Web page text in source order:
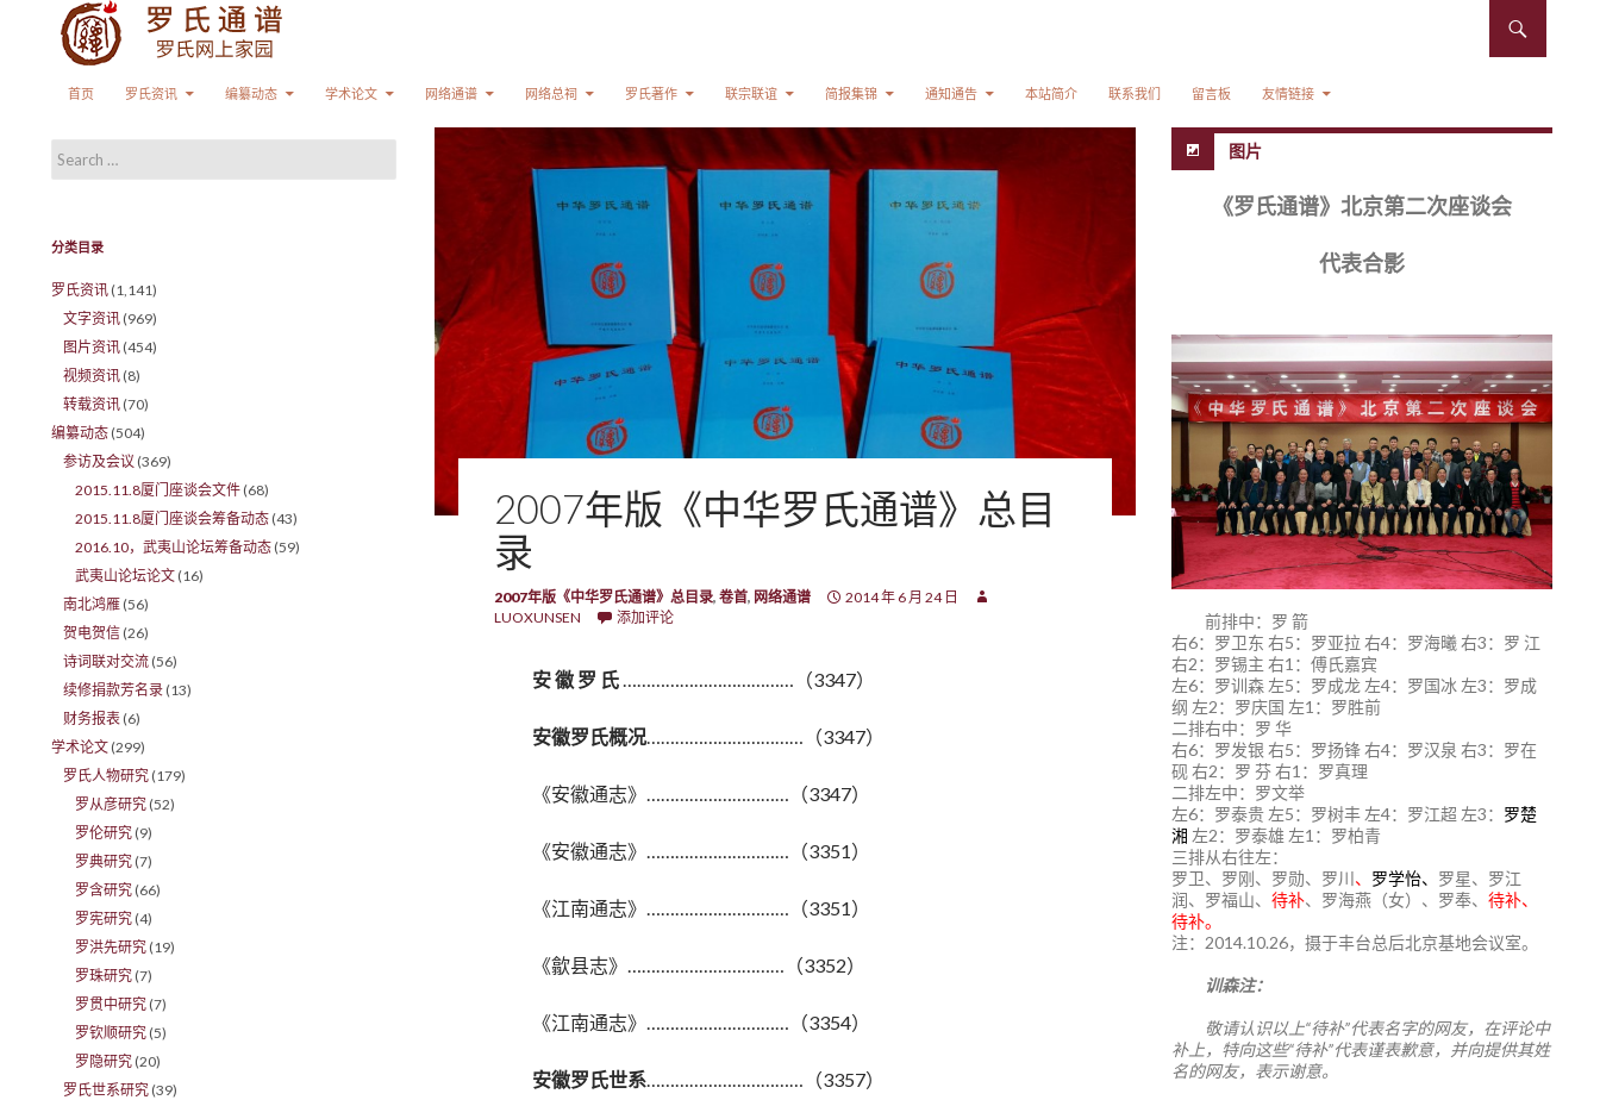
首页
罗氏资讯 编纂动态 学术论文 网络通谱 网络总祠 罗氏著作 联宗联谊 简报集锦 通知通告 本站简介 联系我们 留言板 友情链接
2007年版《中华罗氏通谱》总目
录
2007年版《中华罗氏通谱》总目录, 卷首, 网络通谱
2014 年 6 月 24 日
LUOXUNSEN
添加评论
安 徽 罗 氏………………………………（3347）
安徽罗氏概况……………………………（3347）
《安徽通志》…………………………（3347）
《安徽通志》…………………………（3351）
《江南通志》…………………………（3351）
《歙县志》……………………………（3352）
《江南通志》…………………………（3354）
安徽罗氏世系……………………………（3357）
图片
《罗氏通谱》北京第二次座谈会
代表合影
前排中：罗 箭
右6：罗卫东 右5：罗亚拉 右4：罗海曦 右3：罗 江
右2：罗锡主 右1：傅氏嘉宾
左6：罗训森 左5：罗成龙 左4：罗国冰 左3：罗成
纲 左2：罗庆国 左1：罗胜前
二排右中：罗 华
右6：罗发银 右5：罗扬锋 右4：罗汉泉 右3：罗在
砚 右2：罗 芬 右1：罗真理
二排左中：罗文举
左6：罗泰贵 左5：罗树丰 左4：罗江超 左3： 罗楚
湘 左2：罗泰雄 左1：罗柏青
三排从右往左：
罗卫、罗刚、罗勋、罗川、 罗学怡、 罗星、罗江
润、罗福山、 待补、罗海燕（女）、罗奉、 待补、
待补。
注：2014.10.26，摄于丰台总后北京基地会议室。
训森注：
敬请认识以上“待补”代表名字的网友，在评论中
补上，特向这些“待补”代表谨表歉意，并向提供其姓
名的网友，表示谢意。
Search for:
分类目录
罗氏资讯 (1,141)
文字资讯 (969)
图片资讯 (454)
视频资讯 (8)
转载资讯 (70)
编纂动态 (504)
参访及会议 (369)
2015.11.8厦门座谈会文件 (68)
2015.11.8厦门座谈会筹备动态 (43)
2016.10，武夷山论坛筹备动态 (59)
武夷山论坛论文 (16)
南北鸿雁 (56)
贺电贺信 (26)
诗词联对交流 (56)
续修捐款芳名录 (13)
财务报表 (6)
学术论文 (299)
罗氏人物研究 (179)
罗从彦研究 (52)
罗伦研究 (9)
罗典研究 (7)
罗含研究 (66)
罗宪研究 (4)
罗洪先研究 (19)
罗珠研究 (7)
罗贯中研究 (7)
罗钦顺研究 (5)
罗隐研究 (20)
罗氏世系研究 (39)